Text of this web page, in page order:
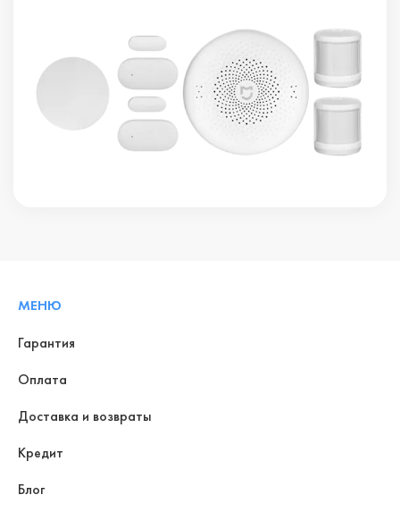
МЕНЮ
Гарантия
Оплата
Доставка и возвраты
Кредит
Блог